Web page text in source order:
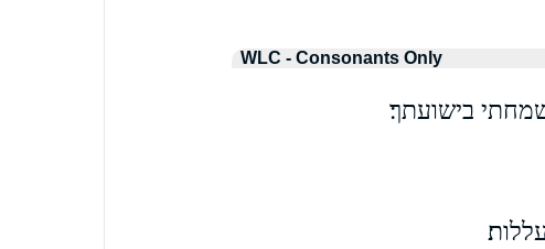
WLC - Consonants Only
בישועתך׃